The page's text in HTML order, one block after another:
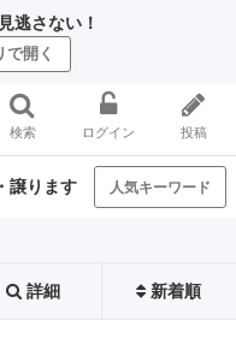
逃さない！
で開く
検索 ログイン 投稿
譲ります 人気キーワード
詳細 新着順